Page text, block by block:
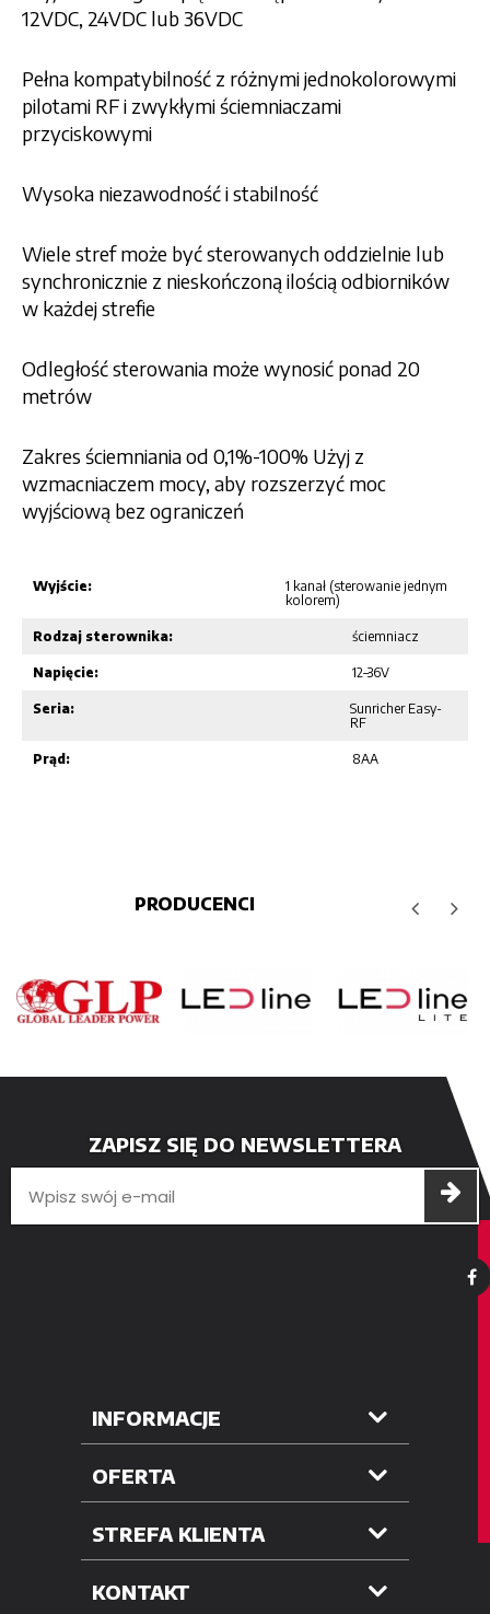
12VDC, 24VDC lub 36VDC
Pełna kompatybilność z różnymi jednokolorowymi
pilotami RF i zwykłymi ściemniaczami
przyciskowymi
Wysoka niezawodność i stabilność
Wiele stref może być sterowanych oddzielnie lub
synchronicznie z nieskończoną ilością odbiorników
w każdej strefie
Odległość sterowania może wynosić ponad 20
metrów
Zakres ściemniania od 0,1%-100% Użyj z
wzmacniaczem mocy, aby rozszerzyć moc
wyjściową bez ograniczeń
Wyjście:
1 kanał (sterowanie jednym
kolorem)
Rodzaj sterownika: ściemniacz
Napięcie: 12–36V
Seria:
Sunricher Easy-
RF
Prąd: 8AA
PRODUCENCI
ZAPISZ SIĘ DO NEWSLETTERA
INFORMACJE
OFERTA
STREFA KLIENTA
KONTAKT